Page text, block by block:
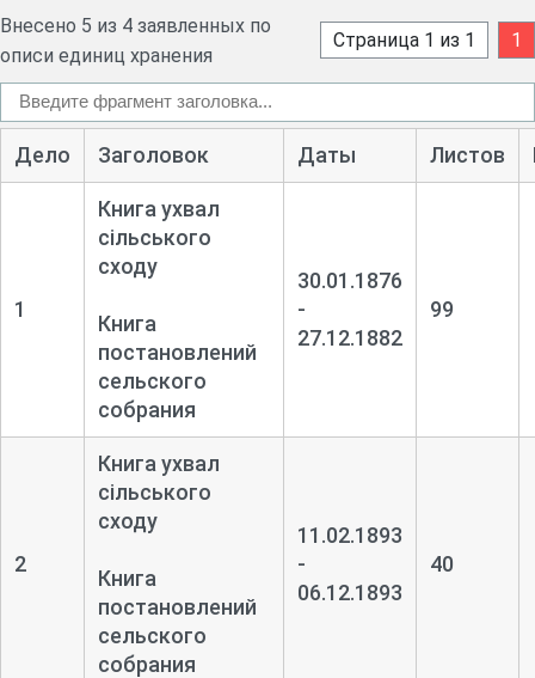
Внесено 5 из 4 заявленных по
описи единиц хранения
Страница 1 из 1 1
Дело Заголовок Даты Листов
1
Книга ухвал
сільського
сходу
Книга
постановлений
сельского
собрания
30.01.1876
-
27.12.1882
99
2
Книга ухвал
сільського
сходу
Книга
постановлений
сельского
собрания
11.02.1893
-
06.12.1893
40